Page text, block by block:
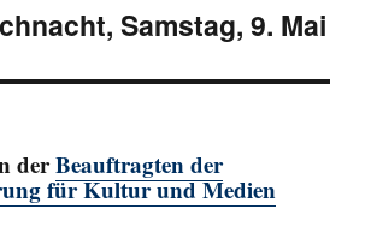
Samstag, 9. Mai
derBeauftragten der
für Kultur und Medien